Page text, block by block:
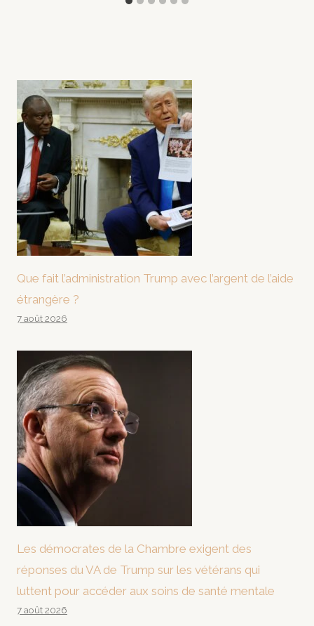
Que fait l’administration Trump avec l’argent de l’aide
étrangère ?
7 août 2026
Les démocrates de la Chambre exigent des
réponses du VA de Trump sur les vétérans qui
luttent pour accéder aux soins de santé mentale
7 août 2026